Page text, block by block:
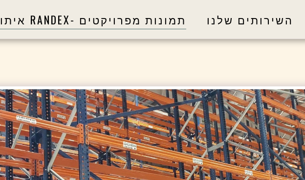
השירותים שלנו תמונות מפרויקטים -RANDEX איתורים ושילוט